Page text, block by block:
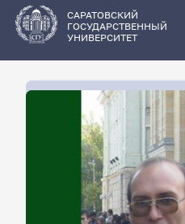
основному
содержанию
САРАТОВСКИЙ
ГОСУДАРСТВЕННЫЙ
УНИВЕРСИТЕТ